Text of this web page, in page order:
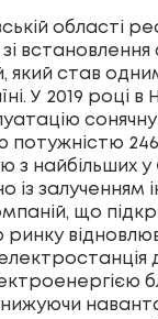
області
встановлення
який став
У 2019 році в
сонячну
потужністю
з найбільших
із залученням
що
ринку